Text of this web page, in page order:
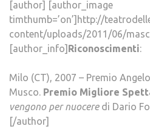
[author] [author_image
timthumb=’on’]http://
content/uploads/2011/06/
[author_info] Riconoscimenti:
Milo (CT), 2007 – Premio Angelo
Musco. Premio Migliore
vengono per nuocere di Dario
[/author]